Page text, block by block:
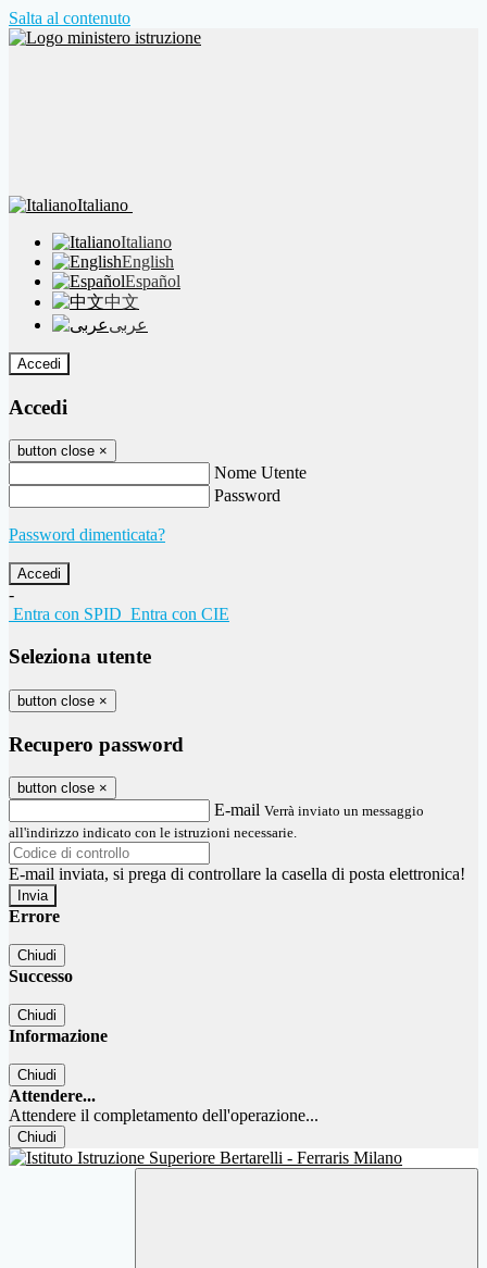
Salta al contenuto
Italiano
Italiano
English
Español
中文
عربى
Accedi
Accedi
button close ×
Nome Utente
Password
Password dimenticata?
-
Entra con SPID Entra con CIE
Seleziona utente
button close ×
Recupero password
button close ×
E-mail Verrà inviato un messaggio
all'indirizzo indicato con le istruzioni necessarie.
E-mail inviata, si prega di controllare la casella di posta elettronica!
Errore
Chiudi
Successo
Chiudi
Informazione
Chiudi
Attendere...
Attendere il completamento dell'operazione...
Chiudi